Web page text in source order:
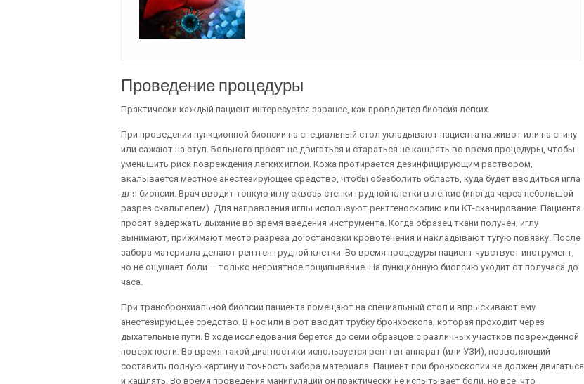
Проведение процедуры
Практически каждый пациент интересуется заранее, как проводится биопсия легких.
При проведении пункционной биопсии на специальный стол укладывают пациента на живот или на спину
или сажают на стул. Больного просят не двигаться и стараться не кашлять во время процедуры, чтобы
уменьшить риск повреждения легких иглой. Кожа протирается дезинфицирующим раствором,
вкалывается местное анестезирующее средство, чтобы обезболить область, куда будет вводиться игла
для биопсии. Врач вводит тонкую иглу сквозь стенки грудной клетки в легкие (иногда через небольшой
разрез скальпелем). Для направления иглы используют рентгеноскопию или КТ-сканирование. Пациента
просят задержать дыхание во время введения инструмента. Когда образец ткани получен, иглу
вынимают, прижимают место разреза до остановки кровотечения и накладывают тугую повязку. После
забора материала делают рентген грудной клетки. Во время процедуры пациент чувствует инструмент,
но не ощущает боли — только неприятное пощипывание. На пункционную биопсию уходит от получаса до
часа.
При трансбронхиальной биопсии пациента помещают на специальный стол и впрыскивают ему
анестезирующее средство. В нос или в рот вводят трубку бронхоскопа, которая проходит через
дыхательные пути. В ходе исследования берется до семи образцов с различных участков поврежденной
поверхности. Во время такой диагностики используется рентген-аппарат (или УЗИ), позволяющий
составить полную картину и точность забора материала. Пациент при бронхоскопии не должен двигаться
и кашлять. Во время проведения манипуляций он практически не испытывает боли, но все, что